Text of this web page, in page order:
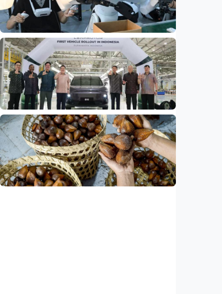
Indonesia•07 Aug 2026
Ekonomi
Fokus Berita – Dari Kereta Cepat Jakarta-
Bandung hingga AI, ini alasan citra China
menguat di dunia
Indonesia •07 Aug 2026
Ekonomi
Leapmotor mulai produksi mobil listrik di
Indonesia, target 34.000 unit per tahun
Indonesia•07 Aug 2026